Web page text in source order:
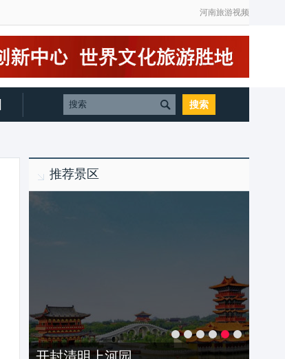
河南旅游视频
推荐景区